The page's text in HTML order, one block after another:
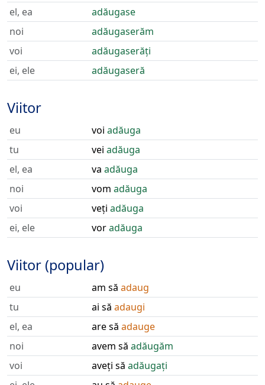
el, ea
adăugase
noi
adăugaserăm
voi
adăugaserăți
ei, ele
adăugaseră
Viitor
eu voi adăuga
tu
vei adăuga
el, ea
va adăuga
noi
vom adăuga
voi
veți adăuga
ei, ele
voradăuga
Viitor (popular)
eu am să adaug
tu
ai să adaugi
el, ea
are să adauge
noi
avem să adăugăm
voi
aveți să adăugați